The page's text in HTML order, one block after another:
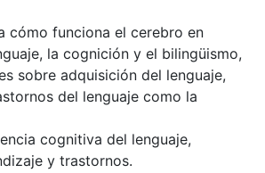
cómo funciona el cerebro en
la cognición y el bilingüismo,
sobre adquisición del lenguaje,
del lenguaje como la
cognitiva del lenguaje,
y trastornos.